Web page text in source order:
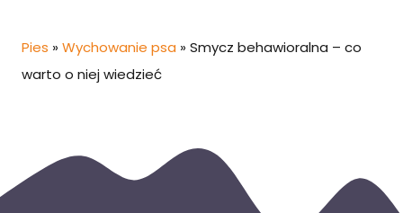
Pies » Wychowanie psa » Smycz behawioralna – co
warto o niej wiedzieć